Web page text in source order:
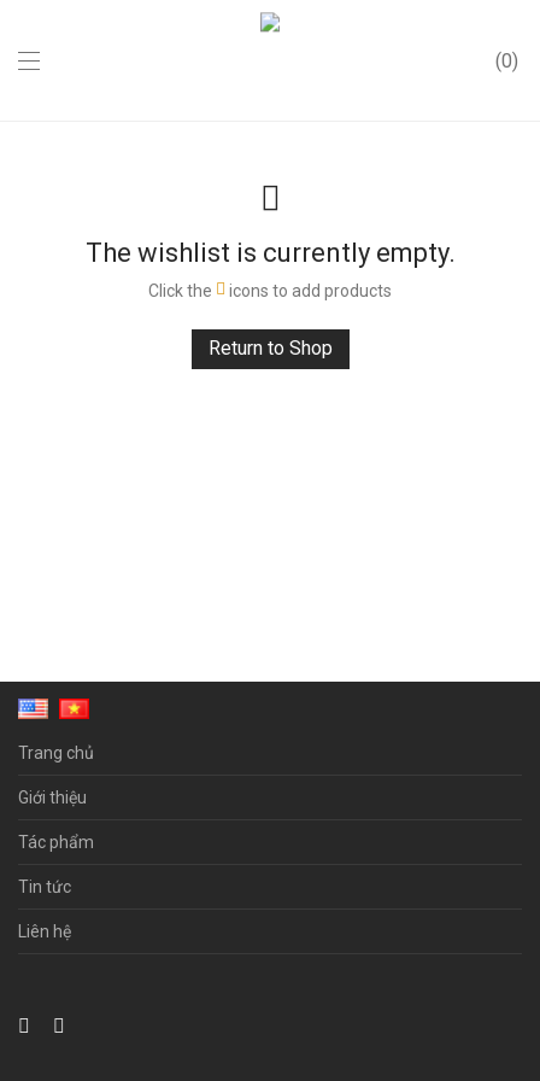
0
The wishlist is currently empty.
Click the icons to add products
Return to Shop
Trang chủ
Giới thiệu
Tác phẩm
Tin tức
Liên hệ